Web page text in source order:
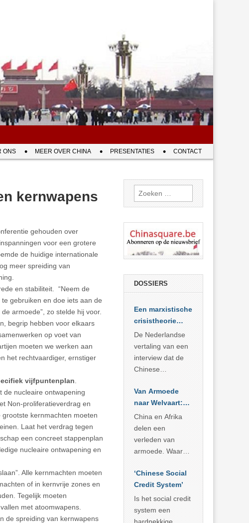
ONS MEER OVER CHINA PRESENTATIES CONTACT
kernwapens
gehouden over
voor een grotere
de huidige internationale
meer spreiding van
en stabiliteit. “Neem de
gebruiken en doe iets aan de
armoede”, zo stelde hij voor.
begrip hebben voor elkaars
op voet van
moeten we werken aan
het rechtvaardiger, ernstiger
vijfpuntenplan
de nucleaire ontwapening
Non-proliferatieverdrag en
kernmachten moeten
Laat het verdrag tegen
een concreet stappenplan
nucleaire ontwapening en
Alle kernmachten moeten
of in kernvrije zones en
Tegelijk moeten
met atoomwapens.
de spreiding van kernwapens
Zoeken
naar:
DOSSIERS
Een marxistische
crisistheorie
voor vandaag
De Nederlandse
vertaling van een
interview dat de
Chinese
Sociale
Wetenschappen
afnam van de
Britse
marxistische
econoom Michael
zien dat
… >> lees meer
Van Armoede
naar Welvaart:
Wat Afrika kan
leren van
China’s
economisch
China en Afrika
delen een
verleden van
armoede. Waar
voorbije veertig
jaar in slaagde
meer dan 800
miljoen mensen
uit de armoede
‘Chinese Social
Credit System’
Is het social credit
system een